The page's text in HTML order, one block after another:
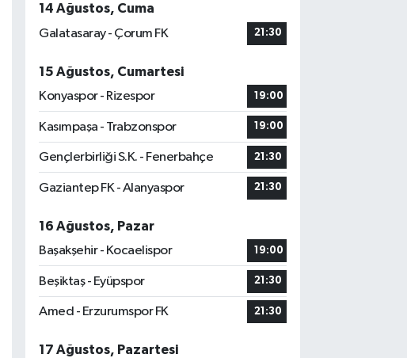
14 Ağustos, Cuma
Galatasaray - Çorum FK
21:30
15 Ağustos, Cumartesi
Konyaspor - Rizespor
19:00
Kasımpaşa - Trabzonspor 19:00
Gençlerbirliği S.K. - Fenerbahçe 21:30
Gaziantep FK - Alanyaspor 21:30
16 Ağustos, Pazar
Başakşehir - Kocaelispor
19:00
Beşiktaş - Eyüpspor 21:30
Amed - Erzurumspor FK 21:30
17 Ağustos, Pazartesi